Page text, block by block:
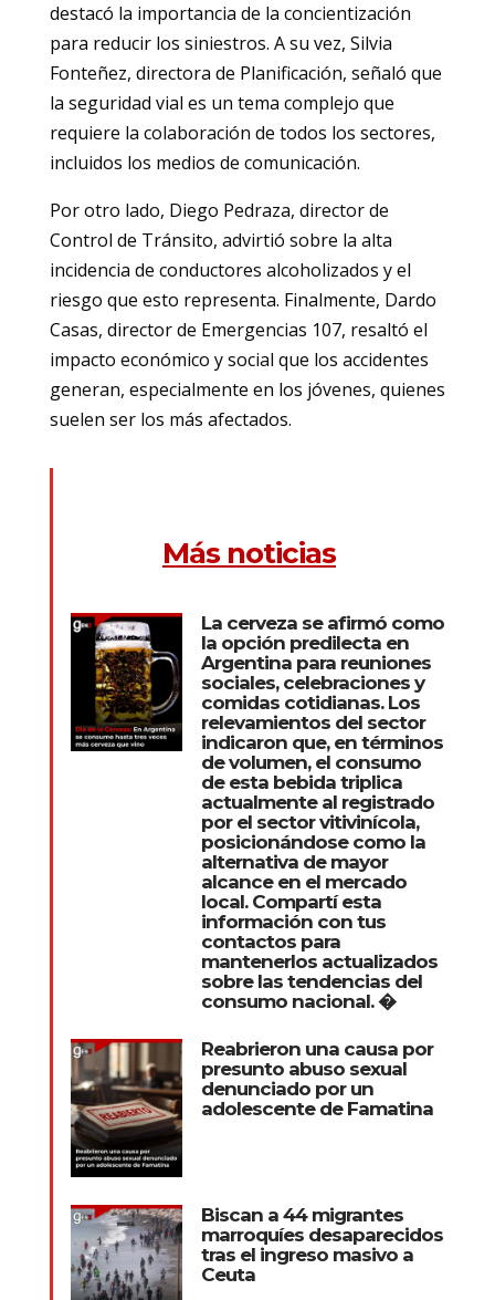
destacó la importancia de la concientización
para reducir los siniestros. A su vez, Silvia
Fonteñez, directora de Planificación, señaló que
la seguridad vial es un tema complejo que
requiere la colaboración de todos los sectores,
incluidos los medios de comunicación.
Por otro lado, Diego Pedraza, director de
Control de Tránsito, advirtió sobre la alta
incidencia de conductores alcoholizados y el
riesgo que esto representa. Finalmente, Dardo
Casas, director de Emergencias 107, resaltó el
impacto económico y social que los accidentes
generan, especialmente en los jóvenes, quienes
suelen ser los más afectados.
Más noticias
La cerveza se afirmó como
la opción predilecta en
Argentina para reuniones
sociales, celebraciones y
comidas cotidianas. Los
relevamientos del sector
indicaron que, en términos
de volumen, el consumo
de esta bebida triplica
actualmente al registrado
por el sector vitivinícola,
posicionándose como la
alternativa de mayor
alcance en el mercado
local. Compartí esta
información con tus
contactos para
mantenerlos actualizados
sobre las tendencias del
consumo nacional. �
Reabrieron una causa por
presunto abuso sexual
denunciado por un
adolescente de Famatina
Biscan a 44 migrantes
marroquíes desaparecidos
tras el ingreso masivo a
Ceuta